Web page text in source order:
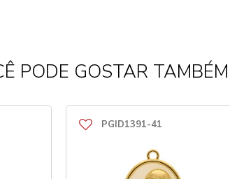
PODE GOSTAR TAMBÉM
PGID1391-41